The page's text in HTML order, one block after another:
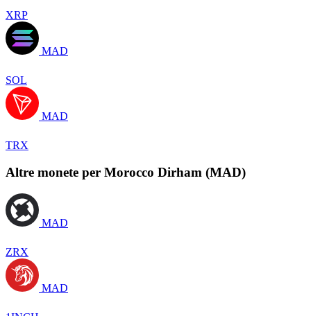
XRP
MAD
SOL
MAD
TRX
Altre monete per Morocco Dirham (MAD)
MAD
ZRX
MAD